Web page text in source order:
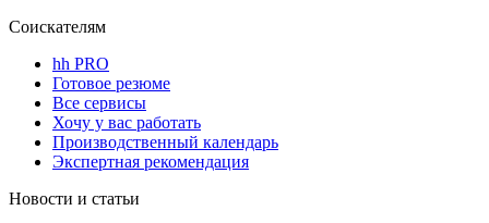
Соискателям
hh PRO
Готовое резюме
Все сервисы
Хочу у вас работать
Производственный календарь
Экспертная рекомендация
Новости и статьи